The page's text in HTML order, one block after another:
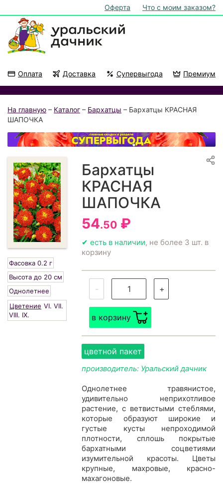
Оферта Что с моим заказом?
Оплата Доставка Супервыгода Премиум
На главную – Каталог – Бархатцы – Бархатцы КРАСНАЯ
ШАПОЧКА
Фасовка 0.2 г
Высота до 20 см
Однолетнее
Цветение VI. VII.
VIII. IX.
Бархатцы
КРАСНАЯ
ШАПОЧКА
54.50 ₽
✔ есть в наличии, не более 3 шт. в
корзину
- +
в корзину
цветной пакет
производитель: Уральский дачник
Однолетнее травянистое,
удивительно неприхотливое
растение, с ветвистыми стеблями,
которые образуют широкие и
густые кусты непроходимой
плотности, сплошь покрытые
бархатными соцветиями
изумительной красоты. Цветы
крупные, махровые, красно-
махагоновые.